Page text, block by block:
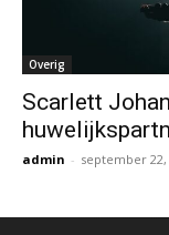
Overig
Scarlett
admin - september 22,